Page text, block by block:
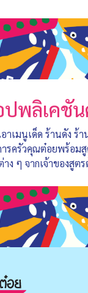
ปพลิเคชั
อาเมนูเด็ด ร้านดัง ร้
ารครัวคุณต๋อยพร้อม
าง ๆ จากเจ้าของสูต